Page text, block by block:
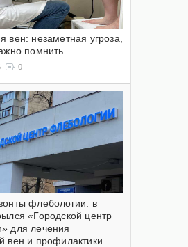
вен: незаметная угроза,
помнить
0
флебологии: в
«Городской центр
для лечения
вен и профилактики